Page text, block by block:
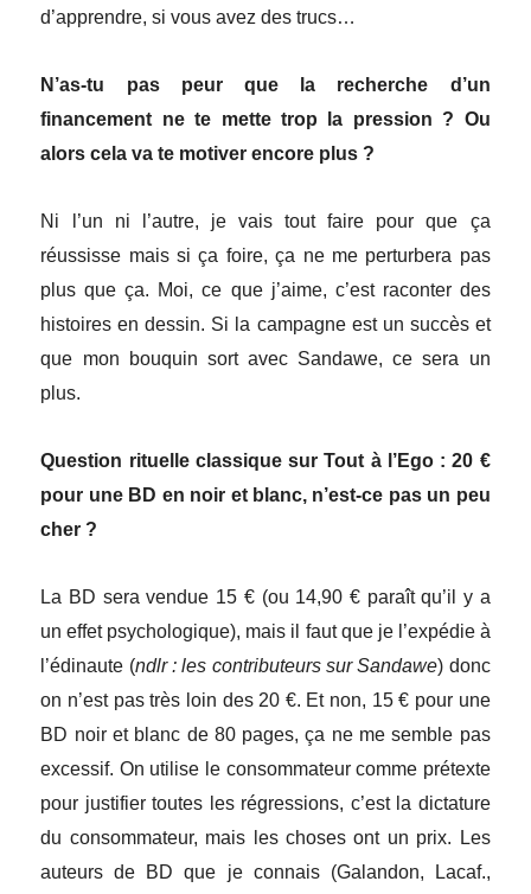
d’apprendre, si vous avez des trucs…
N’as-tu pas peur que la recherche d’un
financement ne te mette trop la pression ? Ou
alors cela va te motiver encore plus ?
Ni l’un ni l’autre, je vais tout faire pour que ça
réussisse mais si ça foire, ça ne me perturbera pas
plus que ça. Moi, ce que j’aime, c’est raconter des
histoires en dessin. Si la campagne est un succès et
que mon bouquin sort avec Sandawe, ce sera un
plus.
Question rituelle classique sur Tout à l’Ego : 20 €
pour une BD en noir et blanc, n’est-ce pas un peu
cher ?
La BD sera vendue 15 € (ou 14,90 € paraît qu’il y a
un effet psychologique), mais il faut que je l’expédie à
l’édinaute (ndlr : les contributeurs sur Sandawe) donc
on n’est pas très loin des 20 €. Et non, 15 € pour une
BD noir et blanc de 80 pages, ça ne me semble pas
excessif. On utilise le consommateur comme prétexte
pour justifier toutes les régressions, c’est la dictature
du consommateur, mais les choses ont un prix. Les
auteurs de BD que je connais (Galandon, Lacaf.,